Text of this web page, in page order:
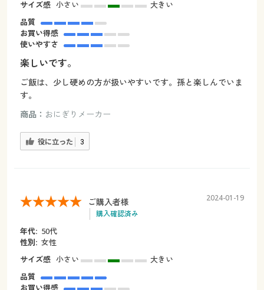
サイズ感 小さい
大きい
品質
お買い得感
使いやすさ
楽しいです。
ご飯は、少し硬めの方が扱いやすいです。孫と楽しんでいま
す。
商品： おにぎりメーカー
役に立った 3
ご購入者様
購入確認済み
2024-01-19
年代: 50代
性別: 女性
サイズ感 小さい
大きい
品質
お買い得感